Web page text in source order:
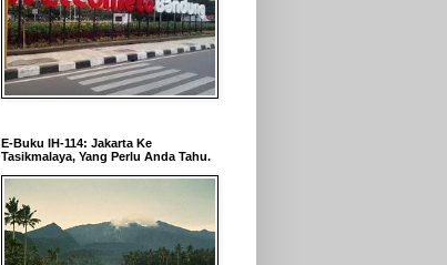
E-Buku IH-114: Jakarta Ke
Tasikmalaya, Yang Perlu Anda Tahu.